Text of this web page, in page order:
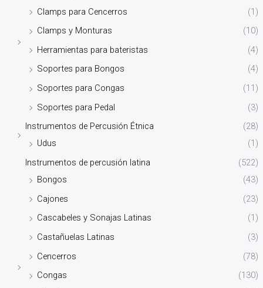
Clamps para Cencerros
(1)
Clamps y Monturas
(10)
Herramientas para bateristas
(4)
Soportes para Bongos
(4)
Soportes para Congas
(11)
Soportes para Pedal
(3)
Instrumentos de Percusión Étnica
(28)
Udus
(1)
Instrumentos de percusión latina
(522)
Bongos
(43)
Cajones
(23)
Cascabeles y Sonajas Latinas
(1)
Castañuelas Latinas
(3)
Cencerros
(78)
Congas
(130)